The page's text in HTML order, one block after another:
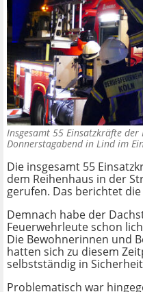
Insgesamt 55 Einsatzkräfte
Donnerstagabend in Lind im
Die insgesamt 55
dem Reihenhaus in der
gerufen. Das berichtet
Demnach habe der
Feuerwehrleute schon
Die Bewohnerinnen und
hatten sich zu diesem
selbstständig in
Problematisch war